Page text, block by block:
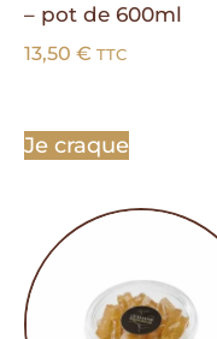
– pot de 600ml
13,50 € TTC
Je craque